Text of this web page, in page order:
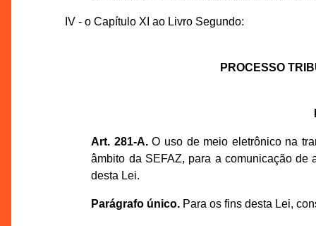
IV - o Capítulo XI ao Livro Segundo:
PROCESSO
Art. 281-A.O uso de meio eletrônico na
âmbito da SEFAZ, para a comunicação de
desta Lei.
Parágrafo único. Para os fins desta Lei,